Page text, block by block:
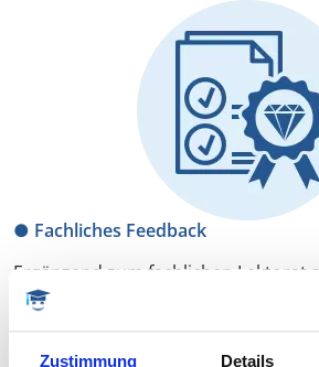
Zustimmung Details
● Fachliches Feedback
Ergänzend zum fachlichen Lektorat
ein kleines Gutachten, was
sowie Optimierungspotenziale in
sehen.